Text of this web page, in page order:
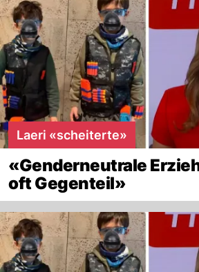
Laeri «scheiterte»
«Genderneutrale
oft Gegenteil»